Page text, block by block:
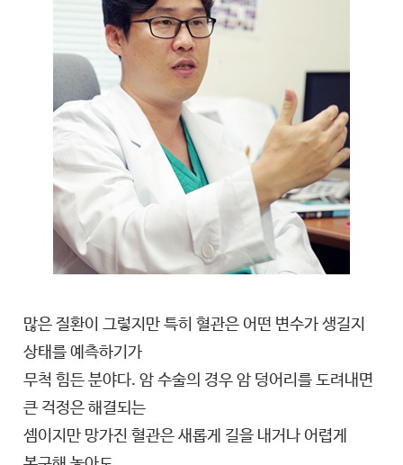
많은 질환이 그렇지만 특히 혈관은 어떤 변수가 생길지
상태를 예측하기가
무척 힘든 분야다. 암 수술의 경우 암 덩어리를 도려내면
큰 걱정은 해결되는
셈이지만 망가진 혈관은 새롭게 길을 내거나 어렵게